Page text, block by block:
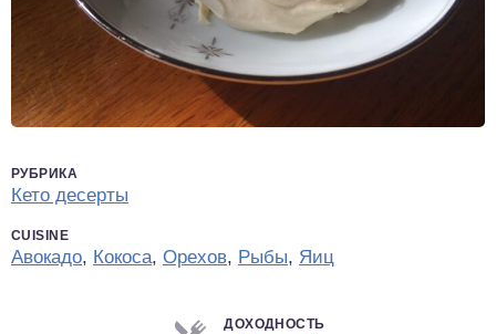
РУБРИКА
Кето десерты
CUISINE
Авокадо, Кокоса, Орехов, Рыбы, Яиц
ДОХОДНОСТЬ